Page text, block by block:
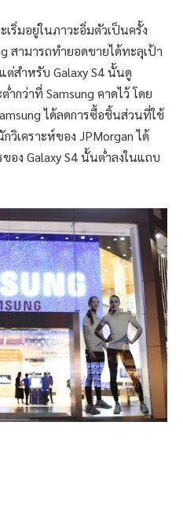
ริ่มอยู่ในภาวะอิ่มตัวเป็นครั้ง
สามารถทำยอดขายได้ทะลุเป้า
ต่สำหรับ Galaxy S4 นั้นดู
กว่าที่ Samsung คาดไว้ โดย
ได้ลดการซื้อชิ้นส่วนที่ใช้
วิเคราะห์ของ JPMorgan ได้
อง Galaxy S4 นั้นต่ำลงในแถบ